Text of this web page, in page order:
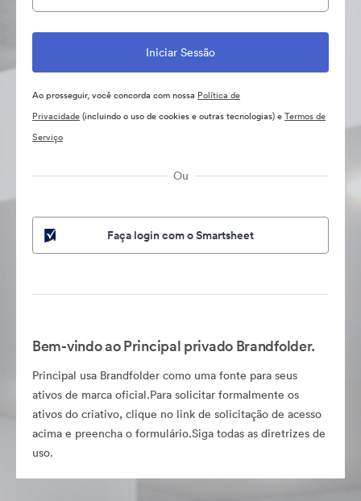
Ao prosseguir, você concorda com nossa Política de
Privacidade(incluindo o uso de cookies e outras tecnologias) eTermos de
Serviço
Ou
Faça login com o Smartsheet
Bem-vindo ao Principal privado Brandfolder.
Principal usa Brandfolder como uma fonte para seus
ativos de marca oficial.Para solicitar formalmente os
ativos do criativo, clique no link de solicitação de acesso
acima e preencha o formulário.Siga todas as diretrizes de
uso.